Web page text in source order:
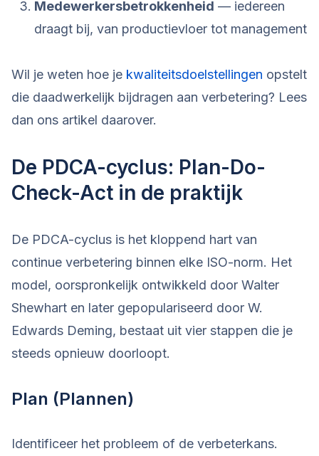
Medewerkersbetrokkenheid — iedereen
draagt bij, van productievloer tot management
Wil je weten hoe je kwaliteitsdoelstellingen opstelt
die daadwerkelijk bijdragen aan verbetering? Lees
dan ons artikel daarover.
De PDCA-cyclus: Plan-Do-
Check-Act in de praktijk
De PDCA-cyclus is het kloppend hart van
continue verbetering binnen elke ISO-norm. Het
model, oorspronkelijk ontwikkeld door Walter
Shewhart en later gepopulariseerd door W.
Edwards Deming, bestaat uit vier stappen die je
steeds opnieuw doorloopt.
Plan (Plannen)
Identificeer het probleem of de verbeterkans.